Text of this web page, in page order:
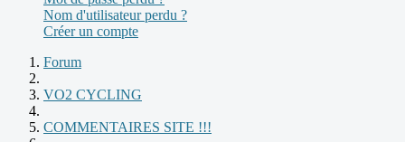
Nom d'utilisateur perdu ?
Créer un compte
Forum
VO2 CYCLING
COMMENTAIRES SITE !!!